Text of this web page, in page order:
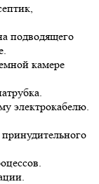
подводящего
камере
электрокабелю.